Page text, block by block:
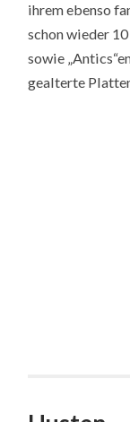
ihrem ebenso
schon wieder
sowie
gealterte